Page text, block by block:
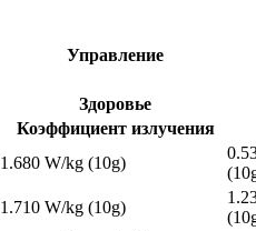
Управление
Здоровье
Коэффициент излучения
1.680 W/kg (10g)
1.710 W/kg (10g)